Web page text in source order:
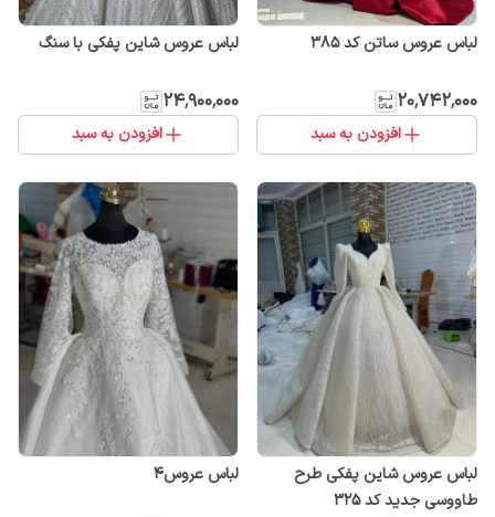
لباس عروس ساتن کد ۳۸۵
۲۰٬۷۴۲٬۰۰۰
افزودن به سبد
لباس عروس شاین پفکی با سنگ
۲۴٬۹۰۰٬۰۰۰
افزودن به سبد
لباس عروس شاین پفکی طرح
طاووسی جدید کد ۳۲۵
لباس عروس۴